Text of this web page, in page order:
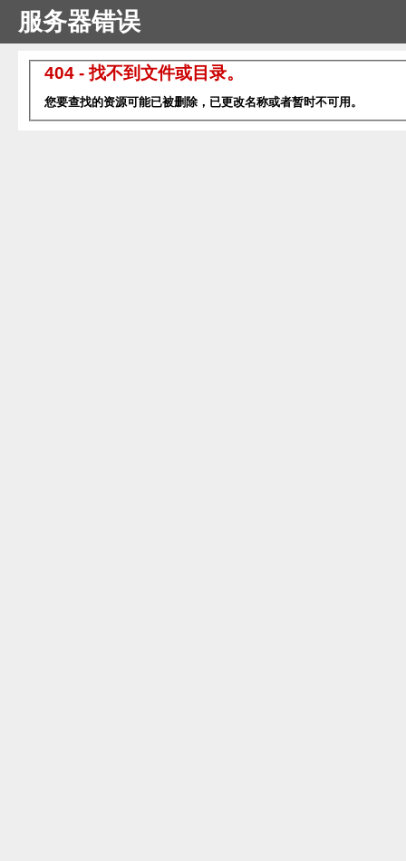
服务器错误
404 - 找不到文件或目录。
您要查找的资源可能已被删除，已更改名称或者暂时不可用。